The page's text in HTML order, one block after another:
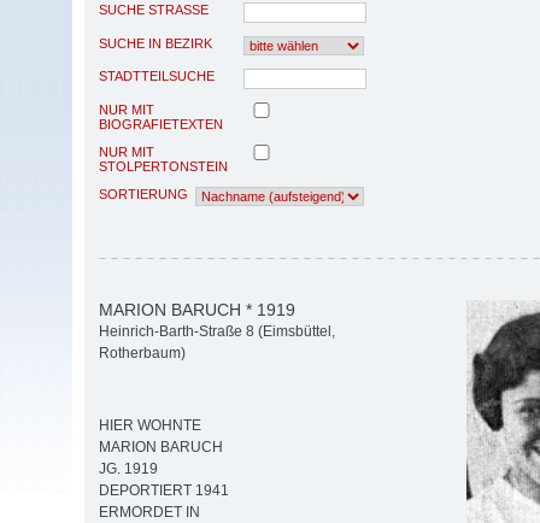
SUCHE STRASSE
SUCHE IN BEZIRK
STADTTEILSUCHE
NUR MIT
BIOGRAFIETEXTEN
NUR MIT
STOLPERTONSTEIN
SORTIERUNG
MARION BARUCH * 1919
Heinrich-Barth-Straße 8 (Eimsbüttel,
Rotherbaum)
HIER WOHNTE
MARION BARUCH
JG. 1919
DEPORTIERT 1941
ERMORDET IN